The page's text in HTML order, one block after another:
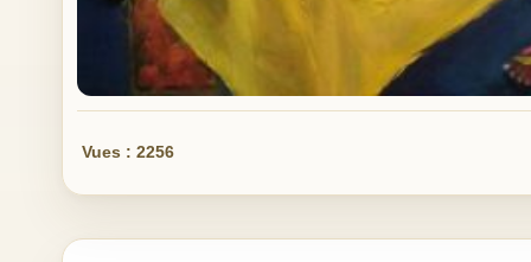
Vues : 2256